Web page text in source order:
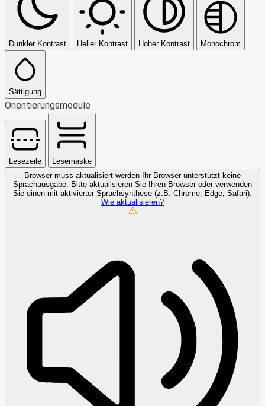
Dunkler Kontrast Heller Kontrast Hoher Kontrast Monochrom
Sättigung
Orientierungsmodule
Lesezeile
Lesemaske
Browser muss aktualisiert werden
Ihr Browser unterstützt keine
Sprachausgabe. Bitte aktualisieren Sie Ihren Browser oder verwenden
Sie einen mit aktivierter Sprachsynthese (z.B. Chrome, Edge, Safari).
Wie aktualisieren?